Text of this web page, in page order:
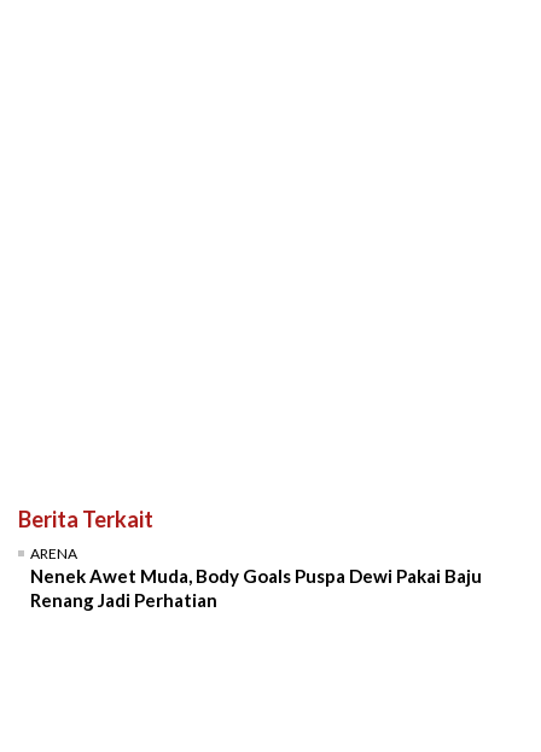
Berita Terkait
ARENA
Nenek Awet Muda, Body Goals Puspa Dewi Pakai Baju
Renang Jadi Perhatian